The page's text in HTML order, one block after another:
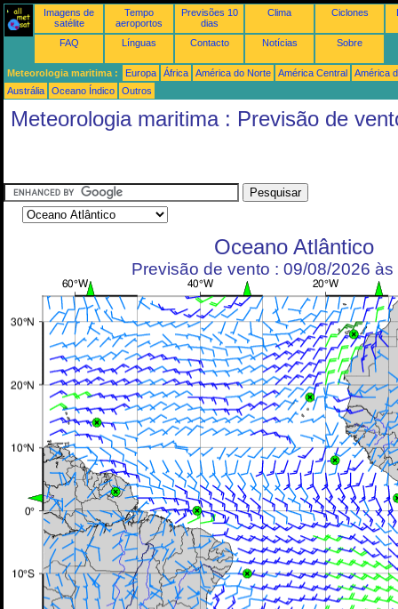
Imagens de
satélite
Tempo
aeroportos
Previsões 10
dias
Clima Ciclones
FAQ Línguas Contacto Notícias Sobre
Meteorologia maritima : Europa África América do Norte América Central
América
Austrália
Oceano Índico Outros
Meteorologia maritima : Previsão de
Oceano Atlântico
Previsão de vento : 09/08/2026 às